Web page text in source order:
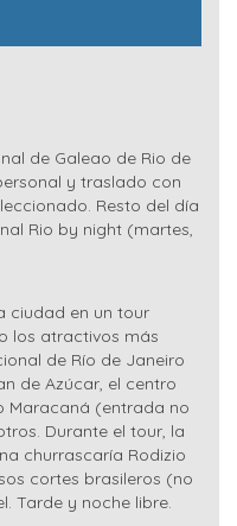
de Galeao de Rio de
y traslado con
Resto del día
Rio by night (martes,
ciudad en un tour
los atractivos más
de Río de Janeiro
de Azúcar, el centro
Maracaná (entrada no
Durante el tour, la
churrascaría Rodizio
cortes brasileros (no
Tarde y noche libre.